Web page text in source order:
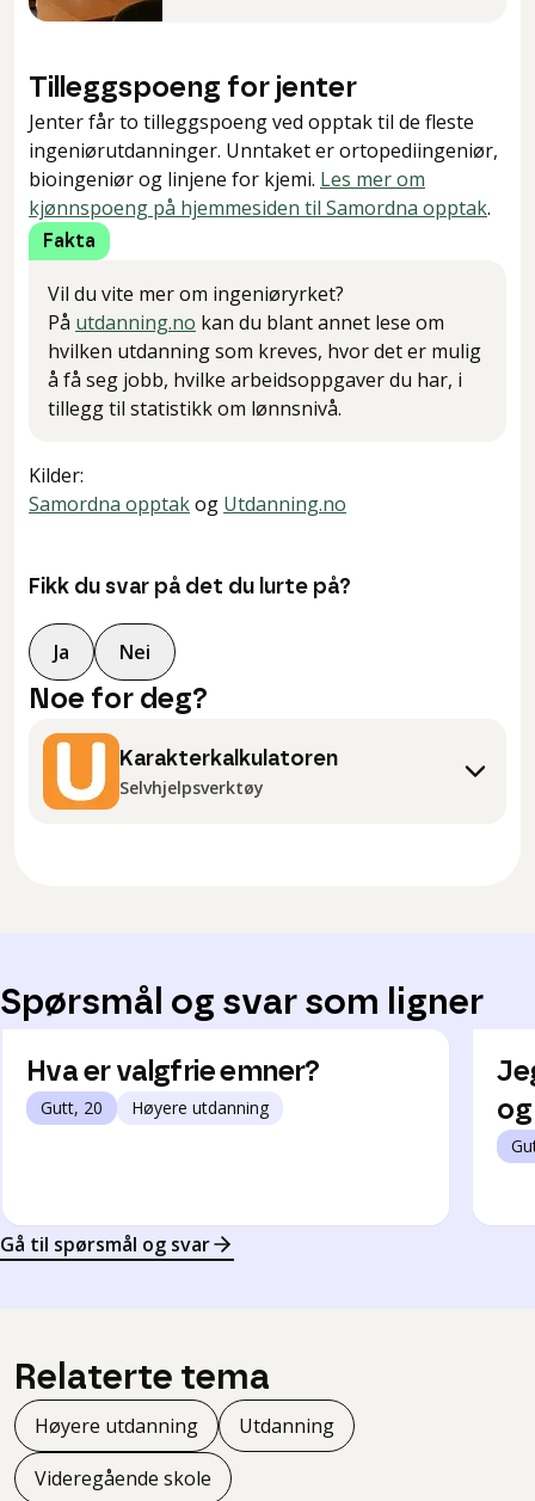
Tilleggspoeng for jenter
Jenter får to tilleggspoeng ved opptak til de fleste
ingeniørutdanninger. Unntaket er ortopediingeniør,
bioingeniør og linjene for kjemi. Les mer om
kjønnspoeng på hjemmesiden til Samordna opptak.
Fakta
Vil du vite mer om ingeniøryrket?
På utdanning.no kan du blant annet lese om
hvilken utdanning som kreves, hvor det er mulig
å få seg jobb, hvilke arbeidsoppgaver du har, i
tillegg til statistikk om lønnsnivå.
Kilder:
Samordna opptakog Utdanning.no
Fikk du svar på det du lurte på?
Ja Nei
Noe for deg?
Karakterkalkulatoren
Selvhjelpsverktøy
Spørsmål og svar som ligner
Hva er valgfrie emner?
Gutt, 20 Høyere utdanning
Gå til spørsmål og svar
Relaterte tema
Høyere utdanning
Utdanning
Videregående skole